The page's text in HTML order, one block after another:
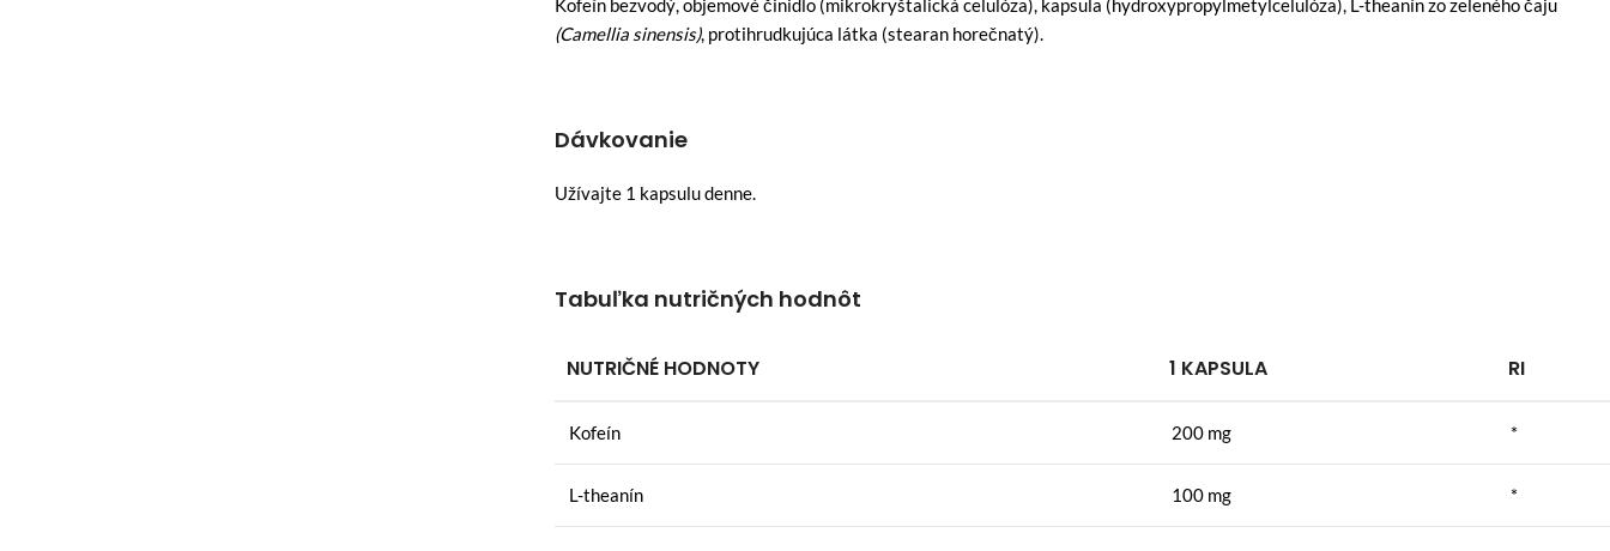
Kofeín bezvodý, objemové činidlo (mikrokryštalická celulóza), kapsula (hydroxypropylmetylcelulóza), L-theanín zo zeleného čaju
(Camellia sinensis), protihrudkujúca látka (stearan horečnatý).
Dávkovanie
Užívajte 1 kapsulu denne.
Tabuľka nutričných hodnôt
NUTRIČNÉ HODNOTY 1 KAPSULA RI
Kofeín 200 mg *
L-theanín 100 mg *